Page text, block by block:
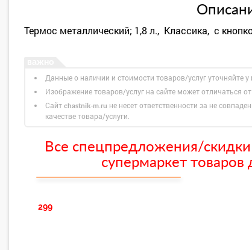
Термос металлический; 1,8 л., Классика, с
Данные о наличии и стоимости товаров/услуг уточняйте
Изображение товаров/услуг на сайте может отличаться
Сайт chastnik-m.ru не несет ответственности за не
качестве товара/услуги.
Все спецпредложения/
супермаркет
299